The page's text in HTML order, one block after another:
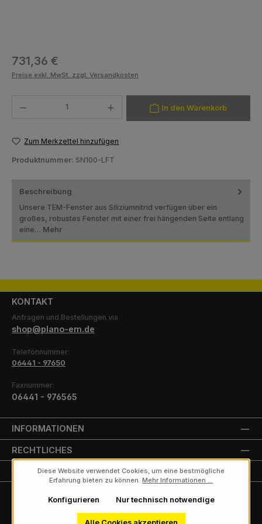
Regulärer Preis:
731,36 €
Preise exkl. MwSt. zzgl. Versandkosten
In den Warenkorb
Zum Merkzettel hinzufügen
Produktnummer: SN100-LFT
Beschreibung
Unsere TEM-Fenster aus Siliziumnitrid verfügen über ein
großes, robustes Fenster mit einer frei hängenden Seite entlang
eine… Mehr
KONTAKT
Anfragen und Bestellungen via
shop@plano-em.de
Telefonnummer:
06441 - 97650
Faxnummer:
06441 - 976565
INFORMATIONEN
RECHTLICHES
UNSERE PARTNER
Nachnahmegebühren, wenn nicht anders angegeben.
Diese Website verwendet Cookies, um eine bestmögliche
Erfahrung bieten zu können. Mehr Informationen ...
Nur technisch notwendige
Konfigurieren